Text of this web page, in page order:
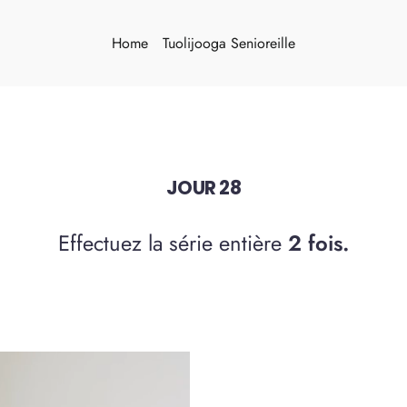
Home Tuolijooga Senioreille
JOUR 28
Effectuez la série entière 2 fois.